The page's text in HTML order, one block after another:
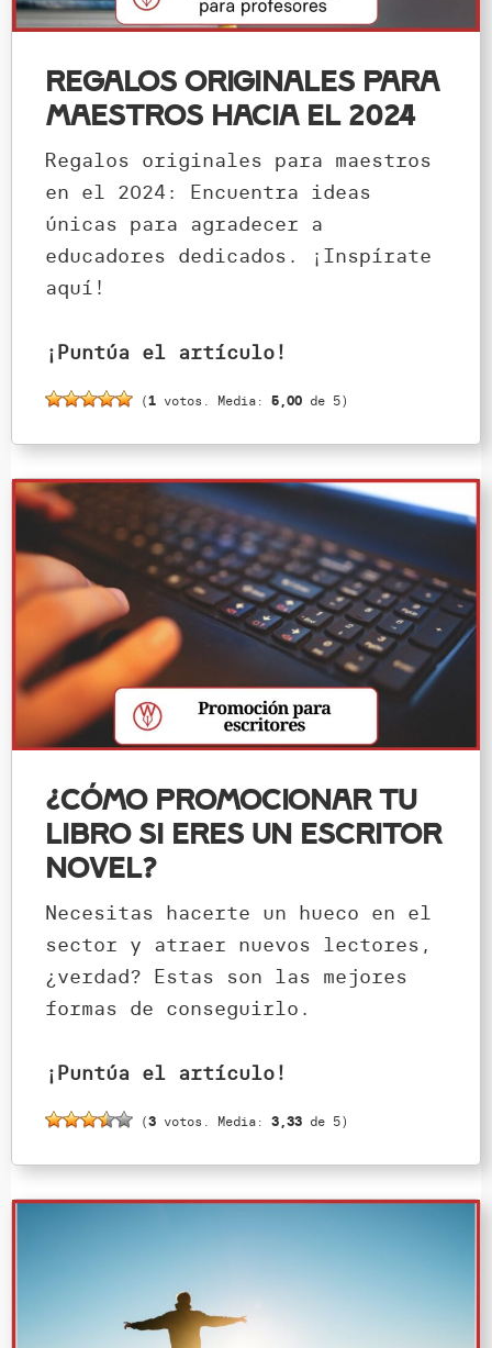
Regalos originales para
maestros hacia el 2024
Regalos originales para maestros
en el 2024: Encuentra ideas
únicas para agradecer a
educadores dedicados. ¡Inspírate
aquí!
¡Puntúa el artículo!
(1 votos. Media: 5,00 de 5)
¿Cómo promocionar tu
libro si eres un escritor
novel?
Necesitas hacerte un hueco en el
sector y atraer nuevos lectores,
¿verdad? Estas son las mejores
formas de conseguirlo.
¡Puntúa el artículo!
(3 votos. Media: 3,33 de 5)